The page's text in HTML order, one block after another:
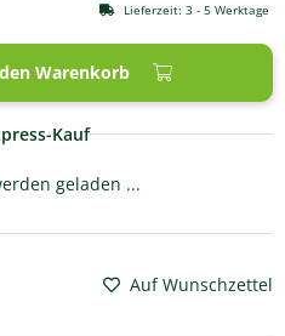
Warenkorb
Lieferzeit: 3 - 5 Werktage
Kauf
geladen ...
Auf Wunschzettel